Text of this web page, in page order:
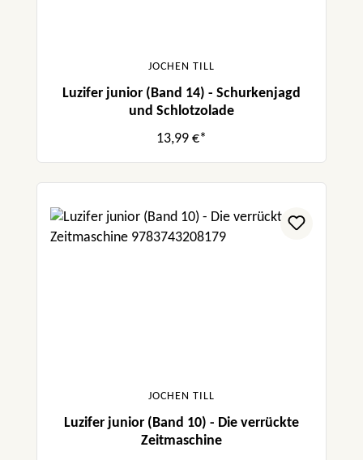
JOCHEN TILL
Luzifer junior (Band 14) - Schurkenjagd
und Schlotzolade
13,99 €*
JOCHEN TILL
Luzifer junior (Band 10) - Die verrückte
Zeitmaschine